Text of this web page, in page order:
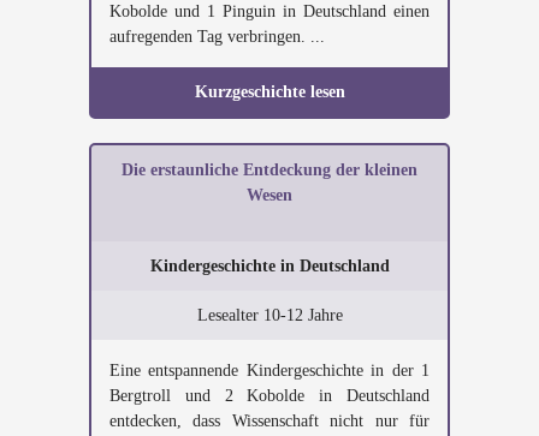
Kobolde und 1 Pinguin in Deutschland einen
aufregenden Tag verbringen. ...
Kurzgeschichte lesen
Die erstaunliche Entdeckung der kleinen
Wesen
Kindergeschichte in Deutschland
Lesealter 10-12 Jahre
Eine entspannende Kindergeschichte in der 1
Bergtroll und 2 Kobolde in Deutschland
entdecken, dass Wissenschaft nicht nur für